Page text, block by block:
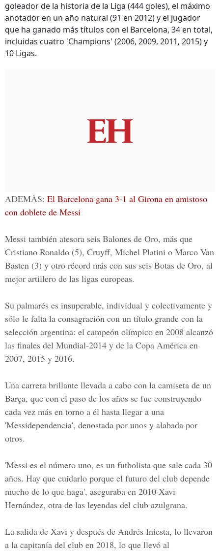
goleador de la historia de la Liga (444 goles), el máximo
anotador en un año natural (91 en 2012) y el jugador
que ha ganado más títulos con el Barcelona, 34 en total,
incluidas cuatro 'Champions' (2006, 2009, 2011, 2015) y
10 Ligas.
ADEMÁS: El Barcelona gana 3-1 al Girona en amistoso
con doblete de Messi
Messi también atesora seis Balones de Oro, más que
Cristiano Ronaldo (5), Cruyff, Michel Platini o Marco Van
Basten (3) y otro récord más con sus seis Botas de Oro, al
mejor artillero de las ligas europeas.
Su palmarés es insuperable, individual y colectivamente y
sólo le falta la consagración con un título grande con la
selección argentina: el campeón olímpico en 2008 alcanzó
las finales del Mundial-2014 y de la Copa América en
2007, 2015 y 2016.
Una carrera brillante llevada a cabo con la camiseta de un
Barça, que con el paso de los años se fue construyendo
cada vez más en torno a él hasta llegar a una
'Messidependencia', denostada por unos y alabada por
otros.
'Messi es el número uno, es un futbolista que sale cada 30
años. Hay que cuidarlo porque el futuro del club depende
mucho de lo que haga', aseguraba en 2010 Xavi
Hernández, otra de las leyendas del club azulgrana.
La salida de Xavi y después de Andrés Iniesta, lo llevaron
a la capitanía del club en 2018, lo que llevó al